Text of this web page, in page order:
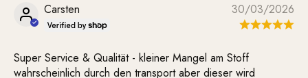
30/03/2026
Carsten
Super Service & Qualität - kleiner Mangel am Stoff
wahrscheinlich durch den transport aber dieser wird